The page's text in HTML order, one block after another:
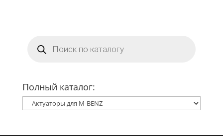
товаров
Полный каталог: